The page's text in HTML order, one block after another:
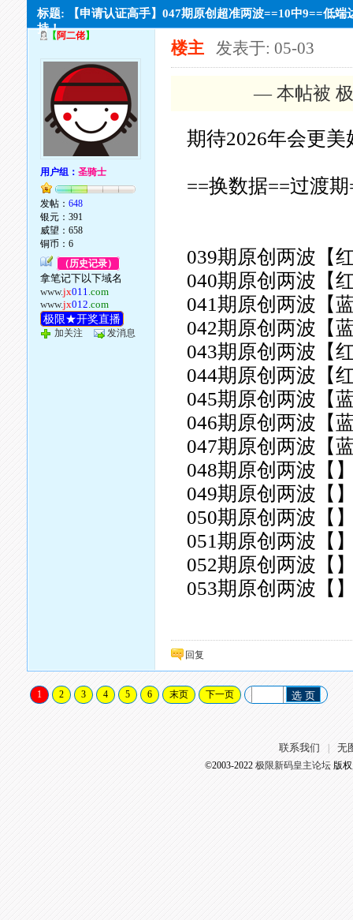
标题: 【申请认证高手】047期原创超准两波==10中9==低端
持！
【 阿二佬】
用户组：圣骑士
发帖：648
银元：391
威望：658
铜币：6
（历史记录）
拿笔记下以下域名
www.jx011.com
www.jx012.com
极限★开奖直播
加关注 发消息
楼主 发表于: 05-03
— 本帖被
期待2026年会更
==换数据==过渡
039期原创两波【
040期原创两波【
041期原创两波【
042期原创两波【
043期原创两波【
044期原创两波【
045期原创两波【
046期原创两波【
047期原创两波【
048期原创两波【
049期原创两波【
050期原创两波【
051期原创两波【
052期原创两波【
053期原创两波【
回复
1 2 3 4 5 6 末页 下一页 选 页
联系我们 无
©2003-2022 极限新码皇主论坛版权